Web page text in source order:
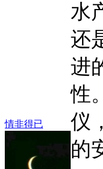
情非得已
水
还
进
性
仪
的